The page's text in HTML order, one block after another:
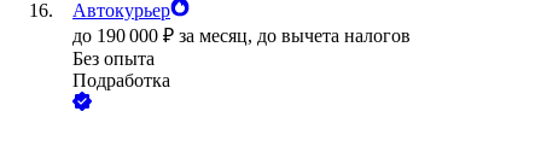
Автокурьер
до 190 000 ₽ за месяц, до вычета налогов
Без опыта
Подработка